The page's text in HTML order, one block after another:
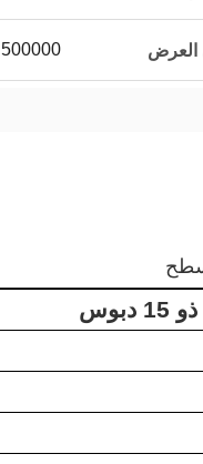
العرض 500000 جهاز كمبيوتر شخصى / أسبوع